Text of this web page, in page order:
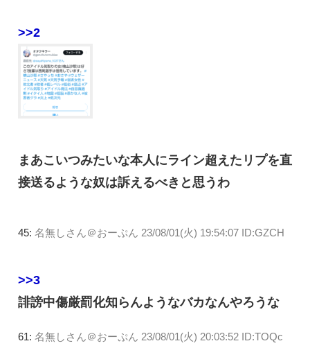
>>2
まあこいつみたいな本人にライン超えたリプを直
接送るような奴は訴えるべきと思うわ
45: 名無しさん＠おーぷん 23/08/01(火) 19:54:07 ID:GZCH
>>3
誹謗中傷厳罰化知らんようなバカなんやろうな
61: 名無しさん＠おーぷん 23/08/01(火) 20:03:52 ID:TOQc